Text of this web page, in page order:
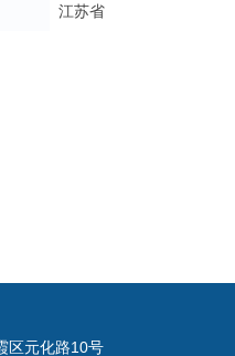
江苏省
区元化路10号